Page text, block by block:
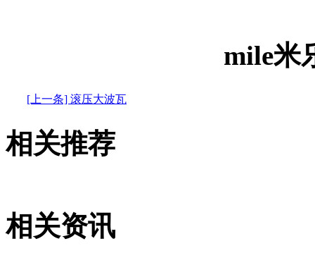
mile米
[上一条] 滚压大波瓦
相关推荐
相关资讯